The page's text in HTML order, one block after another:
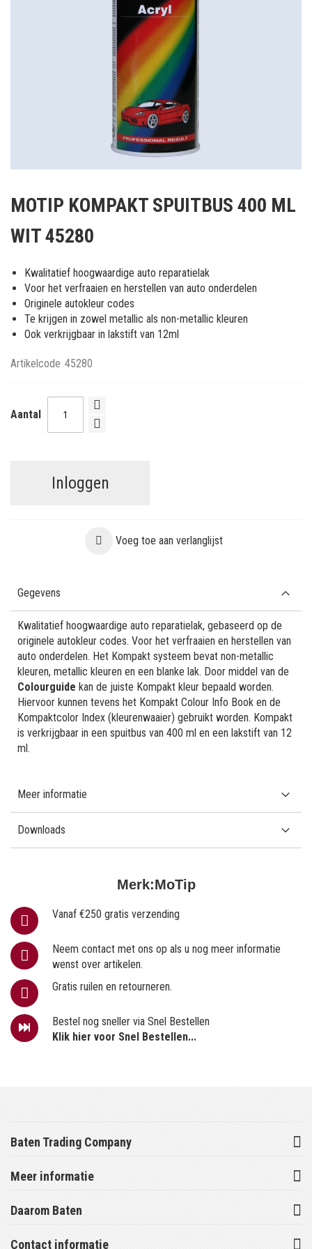
het
van
afbeeldingen-
gallerij
MOTIP KOMPAKT SPUITBUS 400 ML
WIT 45280
Kwalitatief hoogwaardige auto reparatielak
Voor het verfraaien en herstellen van auto onderdelen
Originele autokleur codes
Te krijgen in zowel metallic als non-metallic kleuren
Ook verkrijgbaar in lakstift van 12ml
Artikelcode 45280
Aantal
Inloggen
Voeg toe aan verlanglijst
Merk:MoTip
Vanaf €250 gratis verzending
Neem contact met ons op als u nog meer informatie
wenst over artikelen.
Gratis ruilen en retourneren.
Bestel nog sneller via Snel Bestellen
Klik hier voor Snel Bestellen...
Gegevens
Kwalitatief hoogwaardige auto reparatielak, gebaseerd op de
originele autokleur codes. Voor het verfraaien en herstellen van
auto onderdelen. Het Kompakt systeem bevat non-metallic
kleuren, metallic kleuren en een blanke lak. Door middel van de
Colourguide kan de juiste Kompakt kleur bepaald worden.
Hiervoor kunnen tevens het Kompakt Colour Info Book en de
Kompaktcolor Index (kleurenwaaier) gebruikt worden. Kompakt
is verkrijgbaar in een spuitbus van 400 ml en een lakstift van 12
ml.
Meer informatie
Downloads
Baten Trading Company
Meer informatie
Daarom Baten
Contact informatie